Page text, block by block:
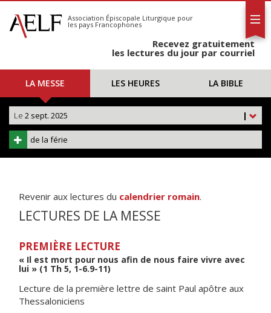
S'abonner
Calendrier
Association Épiscopale Liturgique pour
les pays Francophones
Recevez gratuitement
les lectures du jour par courriel
LA MESSE LES HEURES LA BIBLE
|
Le 2 sept. 2025
de la férie
Revenir aux lectures du calendrier romain.
LECTURES DE LA MESSE
PREMIÈRE LECTURE
« Il est mort pour nous afin de nous faire vivre avec
lui » (1 Th 5, 1-6.9-11)
Lecture de la première lettre de saint Paul apôtre aux
Thessaloniciens